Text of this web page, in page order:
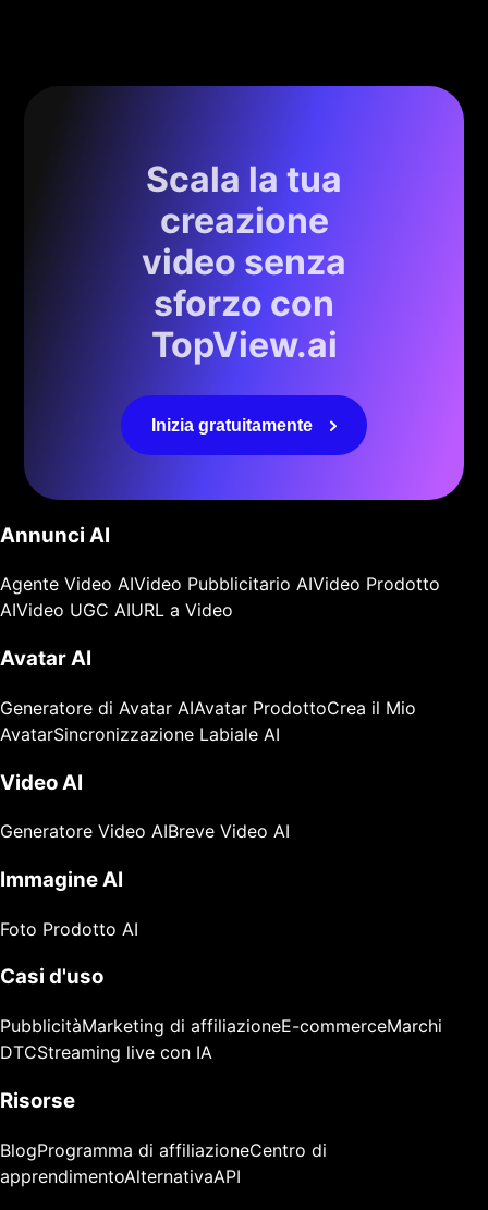
Scala la tua
creazione
video senza
sforzo con
TopView.ai
Inizia gratuitamente
Annunci AI
Agente Video AIVideo Pubblicitario AIVideo Prodotto
AIVideo UGC AIURL a Video
Avatar AI
Generatore di Avatar AIAvatar ProdottoCrea il Mio
AvatarSincronizzazione Labiale AI
Video AI
Generatore Video AIBreve Video AI
Immagine AI
Foto Prodotto AI
Casi d'uso
PubblicitàMarketing di affiliazioneE-commerceMarchi
DTCStreaming live con IA
Risorse
BlogProgramma di affiliazioneCentro di
apprendimentoAlternativaAPI